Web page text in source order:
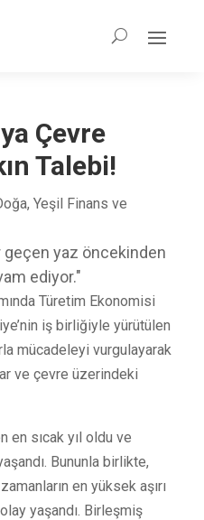
Çevre
Talebi!
, Yeşil Finans ve
yaz öncekinden
ediyor."
Türetim Ekonomisi
iş birliğiyle yürütülen
mücadeleyi vurgulayarak
ve çevre üzerindeki
en sıcak yıl oldu ve
Bununla birlikte,
en yüksek aşırı
yaşandı. Birleşmiş